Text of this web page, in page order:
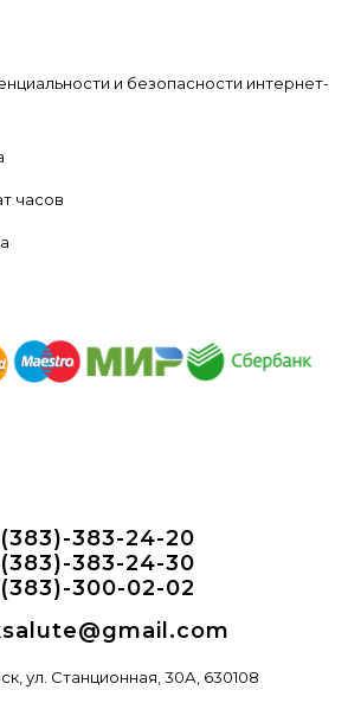
и безопасности интернет-
часов
383-24-20
383-24-30
300-02-02
ул. Станционная, 30А, 630108